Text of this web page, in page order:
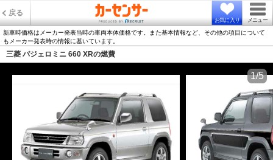
戻る
お気に入り メニュー
新車時価格はメーカー発表当時の車両本体価格です。また基本情報など、その他の項目について
もメーカー発表時の情報に基いています。
三菱 パジェロミニ 660 XRの燃費
1/5